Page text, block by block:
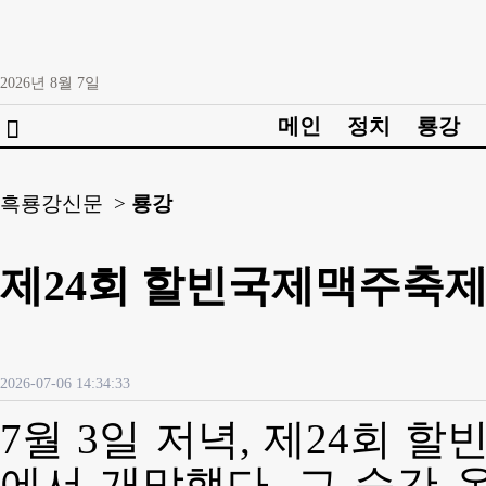
2026년 8월 7일
 메인 정치 룡강
흑룡강신문 > 룡강
제24회 할빈국제맥주축
2026-07-06 14:34:33
7월 3일 저녁, 제24회 할